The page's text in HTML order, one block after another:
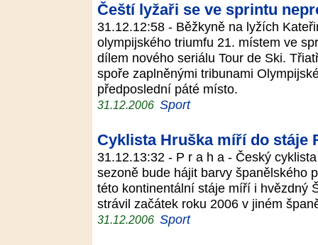
Čeští lyžaři se ve sprintu
31.12.12:58 - Běžkyně na lyžích
olympijského triumfu 21. místem ve
dílem nového seriálu Tour de Ski.
spoře zaplněnými tribunami
předposlední páté místo.
31.12.2006 Sport
Cyklista Hruška míří do stáje
31.12.13:32 - P r a h a - Český
sezoně bude hájit barvy španělského
této kontinentální stáje míří i hvězdný
strávil začátek roku 2006 v jiném
31.12.2006 Sport